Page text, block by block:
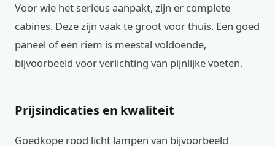
Voor wie het serieus aanpakt, zijn er complete
cabines. Deze zijn vaak te groot voor thuis. Een goed
paneel of een riem is meestal voldoende,
bijvoorbeeld voor verlichting van pijnlijke voeten.
Prijsindicaties en kwaliteit
Goedkope rood licht lampen van bijvoorbeeld